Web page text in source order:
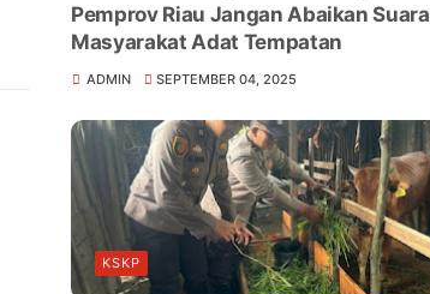
Pemprov Riau Jangan Abaikan Suara
Masyarakat Adat Tempatan
ADMIN SEPTEMBER 04, 2025
KSKP